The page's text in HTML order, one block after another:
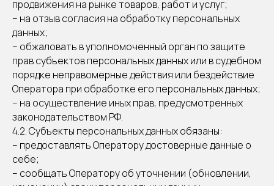
продвижения на рынке товаров, работ и услуг;
– на отзыв согласия на обработку персональных
данных;
– обжаловать в уполномоченный орган по защите
прав субъектов персональных данных или в судебном
порядке неправомерные действия или бездействие
Оператора при обработке его персональных данных;
– на осуществление иных прав, предусмотренных
законодательством РФ.
4.2. Субъекты персональных данных обязаны:
– предоставлять Оператору достоверные данные о
себе;
– сообщать Оператору об уточнении (обновлении,